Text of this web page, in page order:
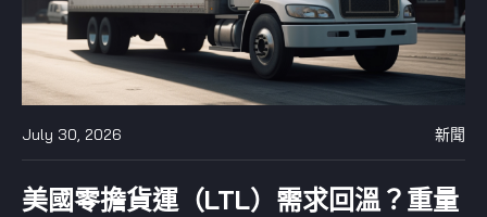
July 30, 2026 新聞
美國零擔貨運（LTL）需求回溫？重量